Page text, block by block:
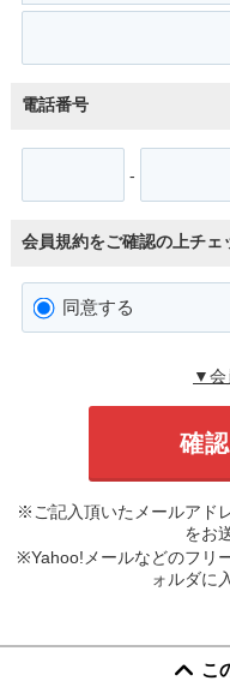
電話番号
-
会員規約をご確認の上チェ
同意する
▼会
※ご記入頂いたメールアド
をお
※Yahoo!メールなどのフリ
ォルダに
こ